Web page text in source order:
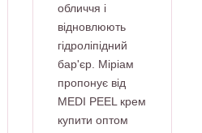
обличчя і
відновлюють
гідроліпідний
бар'єр. Міріам
пропонує від
MEDI PEEL крем
купити оптом